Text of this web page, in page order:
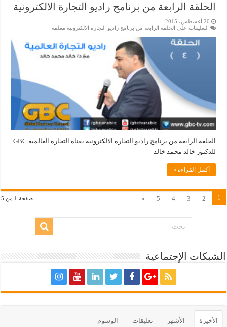
الحلقة الرابعة من برنامج راديو التجارة الالكترونية
20 أغسطس، 2015
التعليقات على الحلقة الرابعة من برنامج راديو التجارة الالكترونية مغلقة
الحلقة الرابعة من برنامج راديو التجارة الالكترونية بقناة التجارة العالمية GBC
للدكتور خالد محمد خالد
أكمل القراءة »
صفحة 1 من 5 1
2
3
4
5
»
الشبكات الإجتماعية
الأخيرة الأشهر تعليقات الوسوم